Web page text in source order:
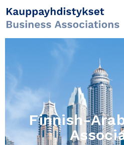
Finnish-